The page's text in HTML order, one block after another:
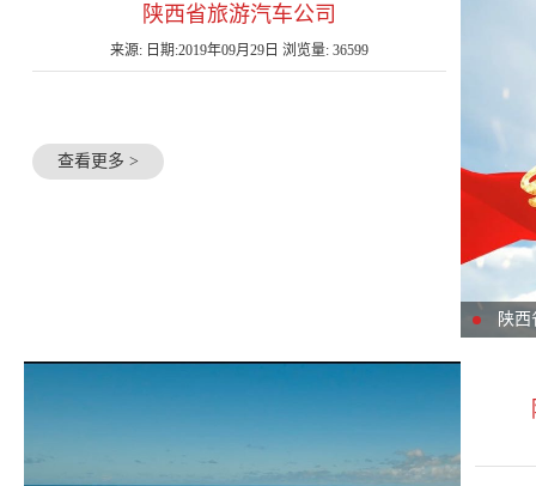
陕
陕西省旅游汽车公司
来源: 日期:2019年09月29日 浏览量: 36599
查看更多 >